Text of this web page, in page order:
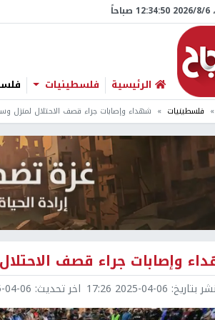
الرئيسية فلسطينيات
فلسطينيات شهداء وإصابات جراء قصف الاحتلال لمنزل
وإصابات جراء قصف
بتاريخ: 2025-04-06 17:26 اخر تحديث: 06 19:39